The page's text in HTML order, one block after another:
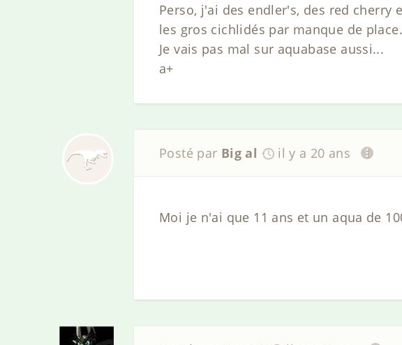
Perso, j'ai des endler's, des red cherry
les gros cichlidés par manque de
Je vais pas mal sur aquabase aussi...
a+
Posté par Big al il y a 20 ans
Moi je n'ai que 11 ans et un aqua de